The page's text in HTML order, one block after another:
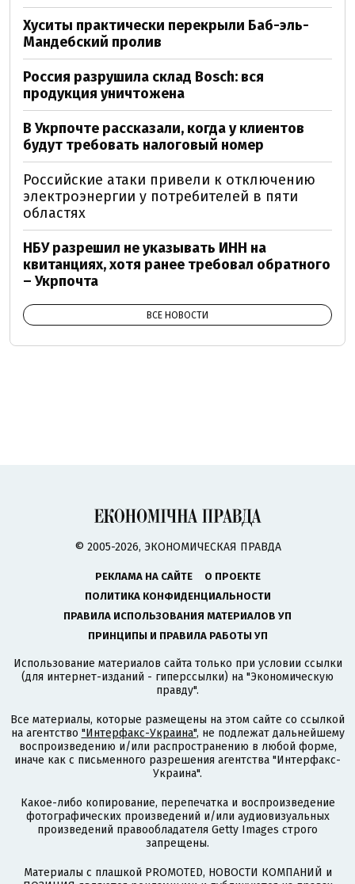
Хуситы практически перекрыли Баб-эль-
Мандебский пролив
Россия разрушила склад Bosch: вся
продукция уничтожена
В Укрпочте рассказали, когда у клиентов
будут требовать налоговый номер
Российские атаки привели к отключению
электроэнергии у потребителей в пяти
областях
НБУ разрешил не указывать ИНН на
квитанциях, хотя ранее требовал обратного
– Укрпочта
ВСЕ НОВОСТИ
© 2005-2026, ЭКОНОМИЧЕСКАЯ ПРАВДА
РЕКЛАМА НА САЙТЕ
О ПРОЕКТЕ
ПОЛИТИКА КОНФИДЕНЦИАЛЬНОСТИ
ПРАВИЛА ИСПОЛЬЗОВАНИЯ МАТЕРИАЛОВ УП
ПРИНЦИПЫ И ПРАВИЛА РАБОТЫ УП
Использование материалов сайта только при условии ссылки
(для интернет-изданий - гиперссылки) на "Экономическую
правду".
Все материалы, которые размещены на этом сайте со ссылкой
на агентство "Интерфакс-Украина", не подлежат дальнейшему
воспроизведению и/или распространению в любой форме,
иначе как с письменного разрешения агентства "Интерфакс-
Украина".
Какое-либо копирование, перепечатка и воспроизведение
фотографических произведений и/или аудиовизуальных
произведений правообладателя Getty Images строго
запрещены.
Материалы с плашкой PROMOTED, НОВОСТИ КОМПАНИЙ и